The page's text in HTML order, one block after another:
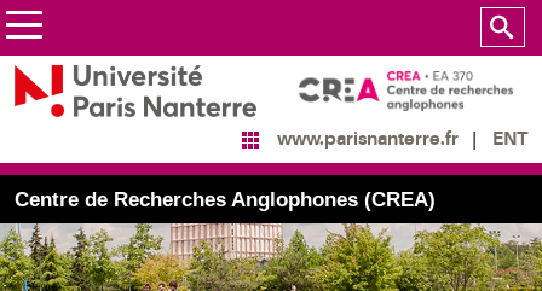
www.parisnanterre.fr ENT
Centre de Recherches Anglophones (CREA)